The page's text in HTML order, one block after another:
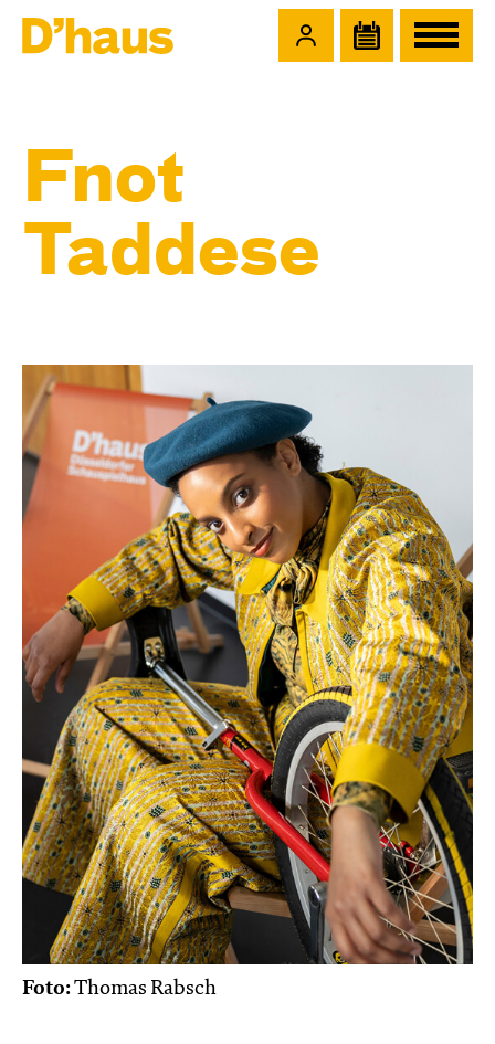
Fnot
Taddese
Foto:Thomas Rabsch